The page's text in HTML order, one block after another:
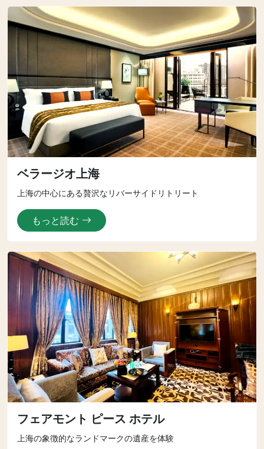
ベラージオ上海
上海の中心にある贅沢なリバーサイドリトリート
もっと読む
フェアモント ピース ホテル
上海の象徴的なランドマークの遺産を体験